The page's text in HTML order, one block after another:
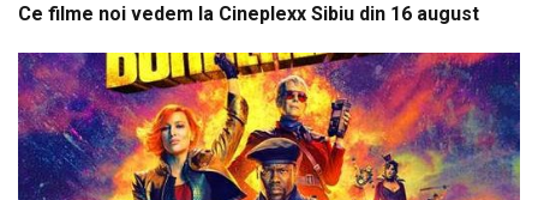
Ce filme noi vedem la Cineplexx Sibiu din 16 august